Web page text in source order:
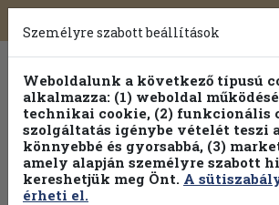
Toggle
navigation
Személyre szabott beállítások
Weboldalunk a következő típusú
alkalmazza: (1) weboldal
technikai cookie, (2) funkcionális
szolgáltatás igénybe vételét teszi
könnyebbé és gyorsabbá, (3)
amely alapján személyre szabott
kereshetjük meg Önt. A
érheti el.